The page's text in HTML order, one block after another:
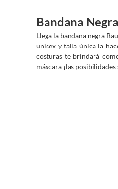
Bandana Negra
Llega la bandana negra
unisex y talla única la
costuras te brindará
máscara ¡las